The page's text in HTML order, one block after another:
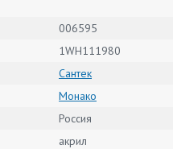
006595
1WH111980
Сантек
Монако
Россия
акрил